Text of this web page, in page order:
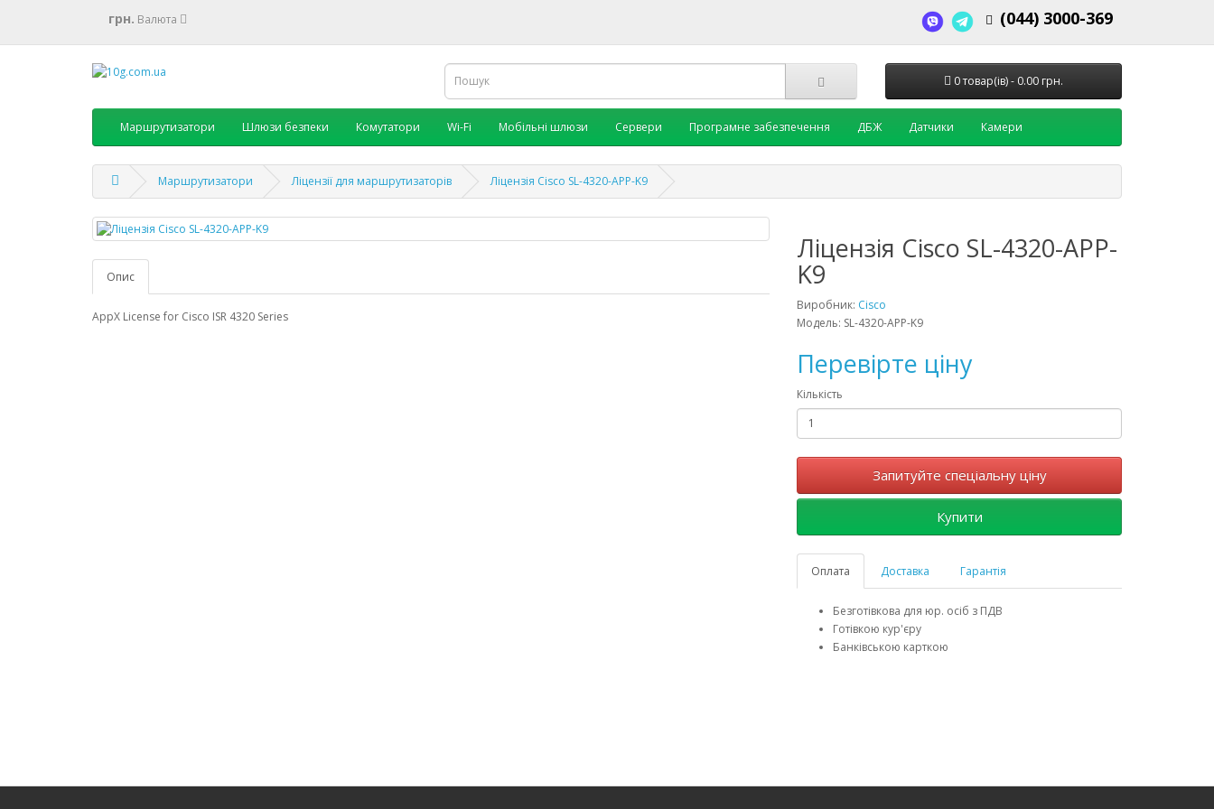
грн. Валюта (044) 3000-369
0 товар(ів) - 0.00 грн.
Маршрутизатори Шлюзи безпеки Комутатори Wi-Fi Мобільні шлюзи Сервери Програмне забезпечення ДБЖ Датчики Камери
Маршрутизатори Ліцензії для маршрутизаторів Ліцензія Cisco SL-4320-APP-K9
Опис
AppX License for Cisco ISR 4320 Series
Ліцензія Cisco SL-4320-APP-
K9
Виробник: Cisco
Модель: SL-4320-APP-K9
Перевірте ціну
Кількість
Запитуйте спеціальну ціну
Купити
Оплата Доставка Гарантія
Безготівкова для юр. осіб з ПДВ
Готівкою кур'єру
Банківською карткою